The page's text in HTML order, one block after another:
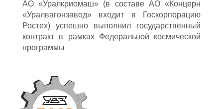
АО «Уралкриомаш» (в составе АО «Концерн
«Уралвагонзавод» входит в Госкорпорацию
Ростех) успешно выполнил государственный
контракт в рамках Федеральной космической
программы